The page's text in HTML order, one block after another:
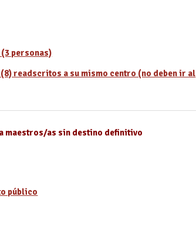
personas)
readscritos a su mismo centro (no deben ir al
maestros/as sin destino definitivo
público